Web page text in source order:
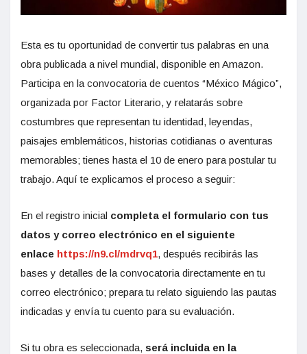
Esta es tu oportunidad de convertir tus palabras en una
obra publicada a nivel mundial, disponible en Amazon.
Participa en la convocatoria de cuentos “México Mágico”,
organizada por Factor Literario, y relatarás sobre
costumbres que representan tu identidad, leyendas,
paisajes emblemáticos, historias cotidianas o aventuras
memorables; tienes hasta el 10 de enero para postular tu
trabajo. Aquí te explicamos el proceso a seguir:
En el registro inicial completa el formulario con tus
datos y correo electrónico en el siguiente
enlace https://n9.cl/mdrvq1, después recibirás las
bases y detalles de la convocatoria directamente en tu
correo electrónico; prepara tu relato siguiendo las pautas
indicadas y envía tu cuento para su evaluación.
Si tu obra es seleccionada, será incluida en la